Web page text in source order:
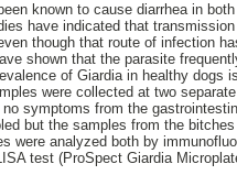
known to cause diarrhea in
have indicated that
though that route of infection
shown that the parasite
of Giardia in healthy dogs
were collected at two
symptoms from the
but the samples from the bitches
were analyzed both by
test (ProSpect Giardia